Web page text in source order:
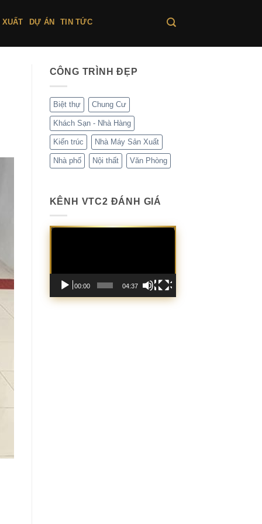
XUẤT DỰ ÁN TIN TỨC
CÔNG TRÌNH ĐẸP
Biệt thự Chung Cư
Khách Sạn - Nhà Hàng
Kiến trúc Nhà Máy Sản Xuất
Nhà phố Nội thất Văn Phòng
KÊNH VTC2 ĐÁNH GIÁ
Trình
00:00 04:37